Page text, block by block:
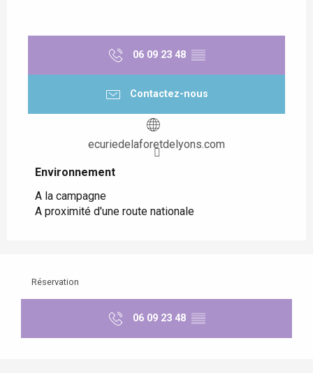
06 09 23 48 ▒▒
Contactez-nous
ecuriedelaforetdelyons.com
Environnement
Environnement
A la campagne
A proximité d'une route nationale
Réservation
06 09 23 48 ▒▒